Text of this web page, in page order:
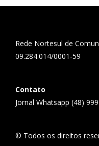
Rede Nortesul de
09.284.014/0001-59
Contato
Jornal Whatsapp (48)
© Todos os direitos